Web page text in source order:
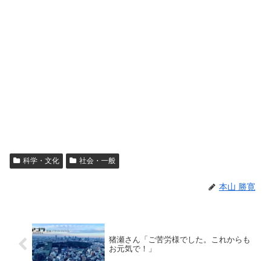
科学・文化 社会・一般
本山 勝寛
猪瀬さん「ご苦労様でした。これからも
お元気で！」